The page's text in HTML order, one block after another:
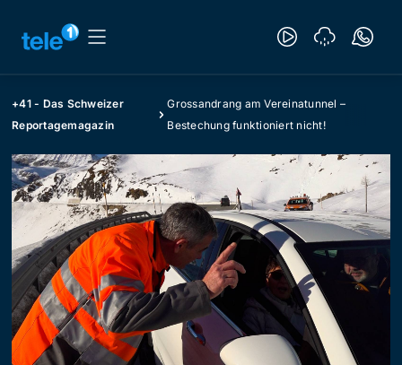
+41 - Das Schweizer
Reportagemagazin
Grossandrang am Vereinatunnel –
Bestechung funktioniert nicht!